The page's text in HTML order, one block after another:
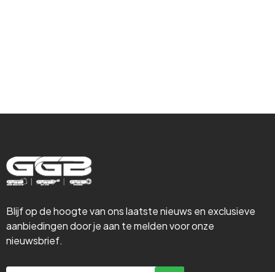
Blijf op de hoogte van ons laatste nieuws en exclusieve
aanbiedingen door je aan te melden voor onze
nieuwsbrief.